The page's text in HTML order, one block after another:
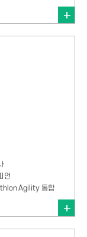
언
Agility 통합